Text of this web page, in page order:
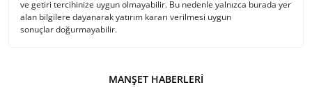
ve getiri tercihinize uygun olmayabilir. Bu nedenle yalnızca burada yer
alan bilgilere dayanarak yatırım kararı verilmesi uygun
sonuçlar doğurmayabilir.
MANŞET HABERLERI